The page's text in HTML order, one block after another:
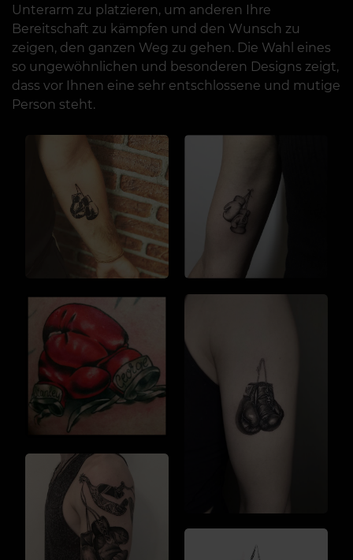
Unterarm zu platzieren, um anderen Ihre
Bereitschaft zu kämpfen und den Wunsch zu
zeigen, den ganzen Weg zu gehen. Die Wahl eines
so ungewöhnlichen und besonderen Designs zeigt,
dass vor Ihnen eine sehr entschlossene und mutige
Person steht.